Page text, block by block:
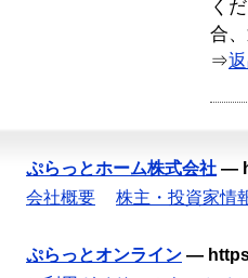
く
合
⇒
ぷらっとホーム株式会社 —
会社概要
株主・投資家情
ぷらっとオンライン —